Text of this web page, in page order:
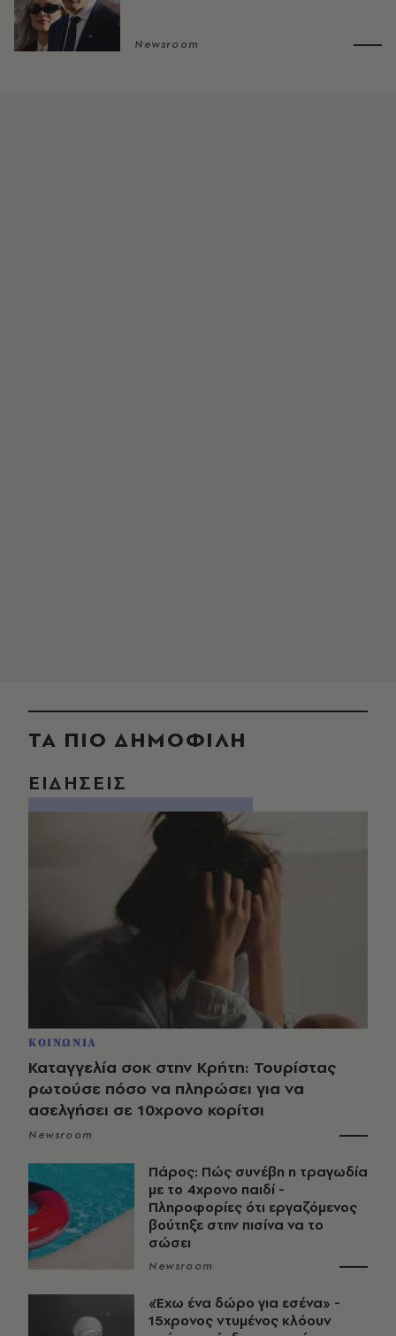
Newsroom
ΤΑ ΠΙΟ ΔΗΜΟΦΙΛΗ
ΕΙΔΗΣΕΙΣ
ΚΟΙΝΩΝΙΑ
Καταγγελία σοκ στην Κρήτη: Τουρίστας
ρωτούσε πόσο να πληρώσει για να
ασελγήσει σε 10χρονο κορίτσι
Newsroom
Πάρος: Πώς συνέβη η τραγωδία
με το 4χρονο παιδί -
Πληροφορίες ότι εργαζόμενος
βούτηξε στην πισίνα να το
σώσει
Newsroom
«Έχω ένα δώρο για εσένα» -
15χρονος ντυμένος κλόουν